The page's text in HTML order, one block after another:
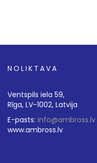
NOLIKTAVA
Ventspils iela 59,
Rīga, LV-1002, Latvija
E-pasts: info@ambross.lv
www.ambross.lv